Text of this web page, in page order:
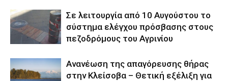
Σε λειτουργία από 10 Αυγούστου το
σύστημα ελέγχου πρόσβασης στους
πεζοδρόμους του Αγρινίου
Aνανέωση της απαγόρευσης θήρας
στην Κλείσοβα – Θετική εξέλιξη για